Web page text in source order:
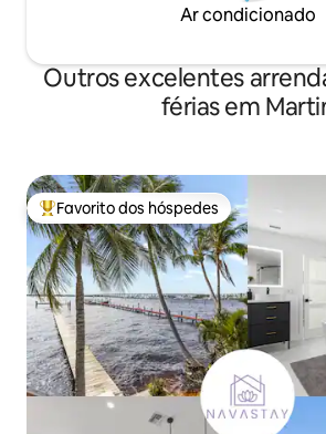
Ar condicionado
Outros excelentes
férias em
Favoritos dos hóspedes mais apreciados
Favorito dos hóspedes